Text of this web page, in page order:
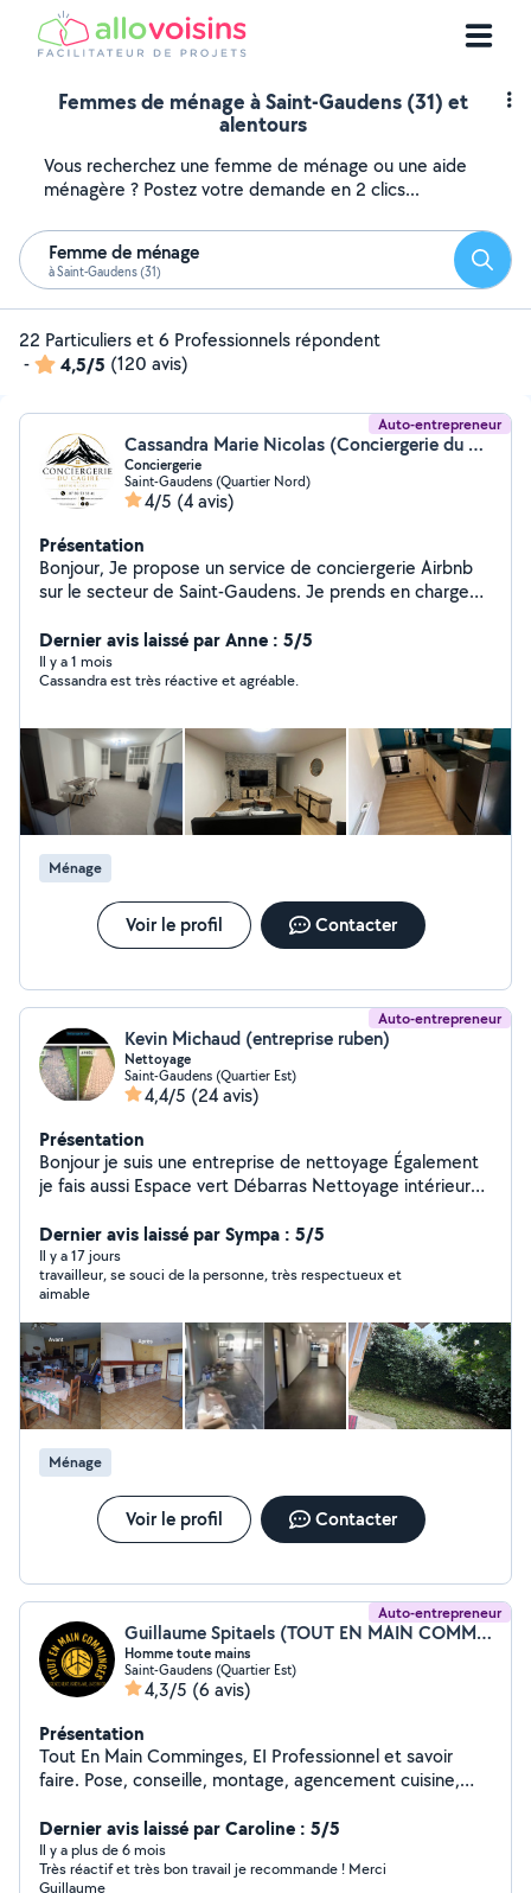
Femmes de ménage à Saint-Gaudens (31) et
alentours
Vous recherchez une femme de ménage ou une aide
ménagère ? Postez votre demande en 2 clics...
Femme de ménage
à Saint-Gaudens (31)
22 Particuliers et 6 Professionnels répondent
-
4,5/5 (120 avis)
Auto-entrepreneur
Cassandra Marie Nicolas (Conciergerie du Cagire)
Conciergerie
Saint-Gaudens (Quartier Nord)
4/5 (4 avis)
Présentation
Bonjour, Je propose un service de conciergerie Airbnb
sur le secteur de Saint-Gaudens. Je prends en charge
ménage et le suivi complet de votre logement. Je serais
ravi d'échanger avec vous pour vous présenter mes
services.
Dernier avis laissé par Anne : 5/5
Il y a 1 mois
Cassandra est très réactive et agréable.
Ménage
Voir le profil Contacter
Auto-entrepreneur
Kevin Michaud (entreprise ruben)
Nettoyage
Saint-Gaudens (Quartier Est)
4,4/5 (24 avis)
Présentation
Bonjour je suis une entreprise de nettoyage Également
je fais aussi Espace vert Débarras Nettoyage intérieur
Dernier avis laissé par Sympa : 5/5
Il y a 17 jours
travailleur, se souci de la personne, très respectueux et
aimable
Ménage
Voir le profil Contacter
Auto-entrepreneur
Guillaume Spitaels (TOUT EN MAIN COMMINGES)
Homme toute mains
Saint-Gaudens (Quartier Est)
4,3/5 (6 avis)
Présentation
Tout En Main Comminges, EI Professionnel et savoir
faire. Pose, conseille, montage, agencement cuisine,
tringle, cadre et bien plus encore Jardinage tonte de
pelouse, débroussaillage, taille de haies Nettoyage
haute pression karcher terrasse et autre, entretien et
Dernier avis laissé par Caroline : 5/5
Il y a plus de 6 mois
Très réactif et très bon travail je recommande ! Merci
Guillaume